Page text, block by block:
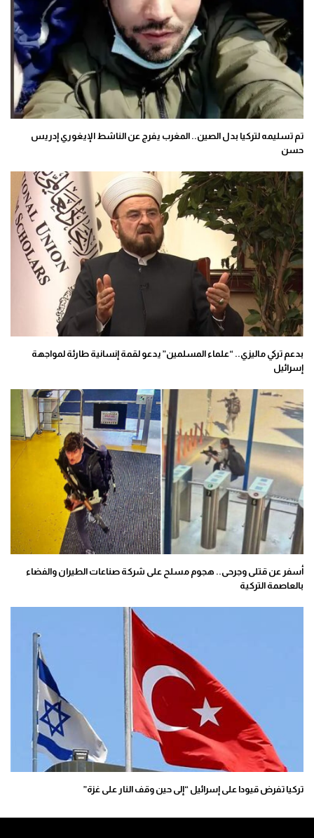
تم تسليمه لتركيا بدل الصين.. المغرب يفرج عن الناشط الإيغوري إدريس
حسن
بدعم تركي ماليزي.. “علماء المسلمين” يدعو لقمة إنسانية طارئة لمواجهة
إسرائيل
أسفر عن قتلى وجرحى.. هجوم مسلح على شركة صناعات الطيران والفضاء
بالعاصمة التركية
تركيا تفرض قيودا على إسرائيل “إلى حين وقف النار على غزة”